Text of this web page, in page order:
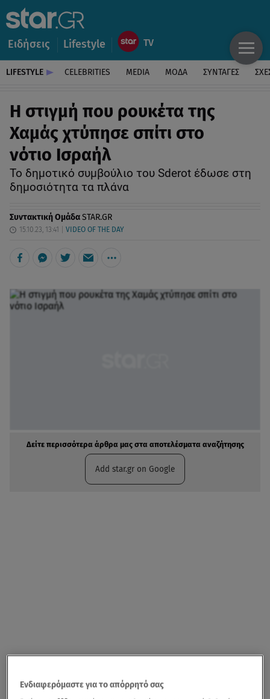
Ειδήσεις Lifestyle
LIFESTYLE CELEBRITIES MEDIA ΜΟΔΑ ΣΥΝΤΑΓΕΣ
H στιγμή που ρουκέτα της
Χαμάς χτύπησε σπίτι στο
νότιο Ισραήλ
Το δημοτικό συμβούλιο του Sderot έδωσε στη
δημοσιότητα τα πλάνα
Συντακτική ΟμάδαSTAR.GR
15.10.23, 13:41 VIDEO OF THE DAY
Δείτε περισσότερα άρθρα μας στα αποτελέσματα αναζήτησης
Add star.gr on Google
Ενδιαφερόμαστε για το απόρρητό σας